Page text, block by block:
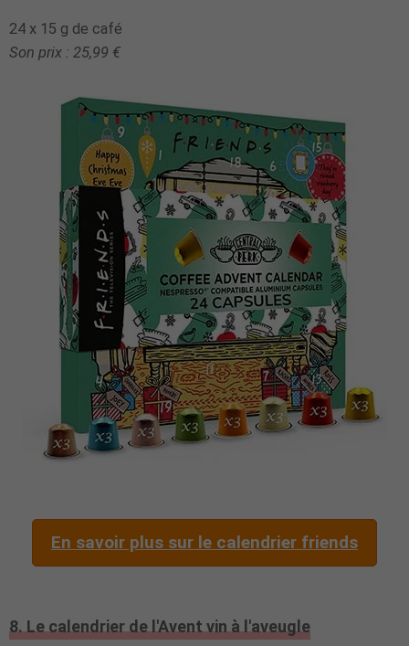
24 x 15 g de café
Son prix : 25,99 €
En savoir plus sur le calendrier friends
8. Le calendrier de l'Avent vin à l'aveugle